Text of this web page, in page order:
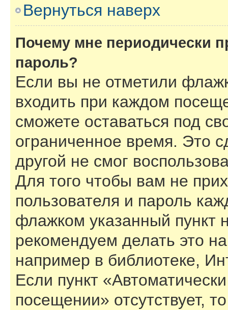
Вернуться наверх
Почему мне периодически
пароль?
Если вы не отметили
входить при каждом
сможете оставаться под
ограниченное время. Это
другой не смог
Для того чтобы вам не
пользователя и пароль
флажком указанный пункт
рекомендуем делать это
например в библиотеке,
Если пункт
посещении» отсутствует,